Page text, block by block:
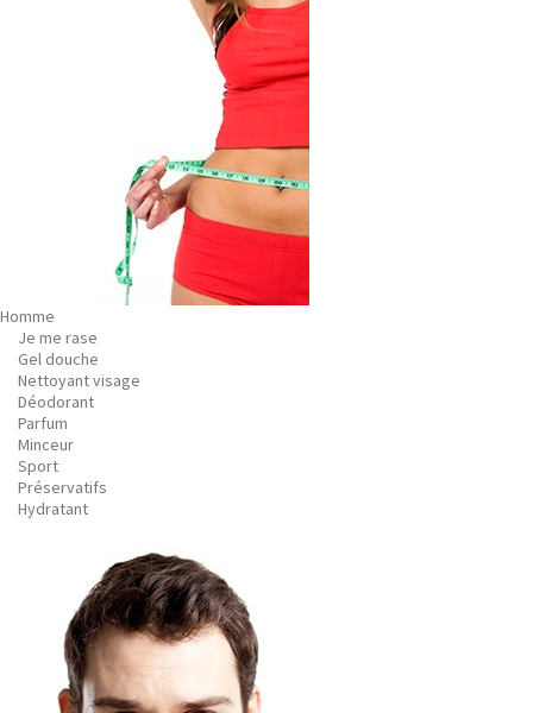
Homme
Je me rase
Gel douche
Nettoyant visage
Déodorant
Parfum
Minceur
Sport
Préservatifs
Hydratant